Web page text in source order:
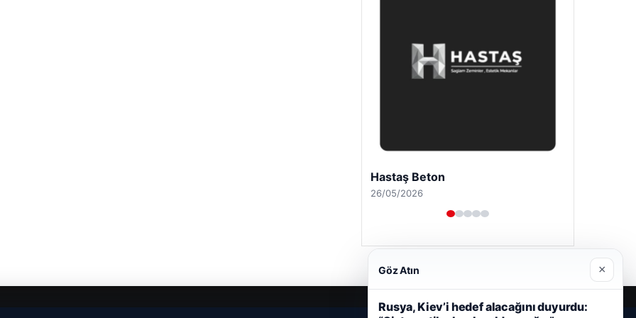
Enes Kaplan Avukatlık Bürosu
28/04/2026
Göz Atın ×
Rusya, Kiev’i hedef alacağını duyurdu: